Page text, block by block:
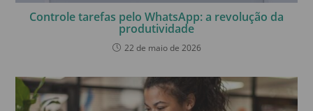
Controle tarefas pelo WhatsApp: a revolução da
produtividade
22 de maio de 2026